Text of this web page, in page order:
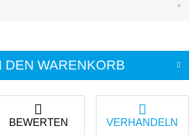
DEN WARENKORB
BEWERTEN VERHANDELN